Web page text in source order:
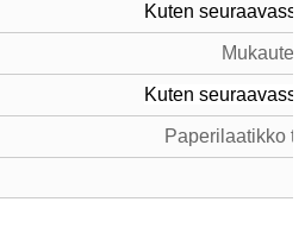
Kuten
Kuten
Paperilaatikko